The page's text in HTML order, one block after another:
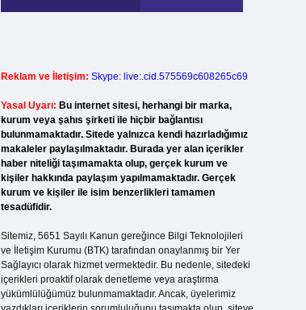
Reklam ve İletişim: Skype: live:.cid.575569c608265c69
Yasal Uyarı: Bu internet sitesi, herhangi bir marka,
kurum veya şahıs şirketi ile hiçbir bağlantısı
bulunmamaktadır. Sitede yalnızca kendi hazırladığımız
makaleler paylaşılmaktadır. Burada yer alan içerikler
haber niteliği taşımamakta olup, gerçek kurum ve
kişiler hakkında paylaşım yapılmamaktadır. Gerçek
kurum ve kişiler ile isim benzerlikleri tamamen
tesadüfidir.
Sitemiz, 5651 Sayılı Kanun gereğince Bilgi Teknolojileri
ve İletişim Kurumu (BTK) tarafından onaylanmış bir Yer
Sağlayıcı olarak hizmet vermektedir. Bu nedenle, sitedeki
içerikleri proaktif olarak denetleme veya araştırma
yükümlülüğümüz bulunmamaktadır. Ancak, üyelerimiz